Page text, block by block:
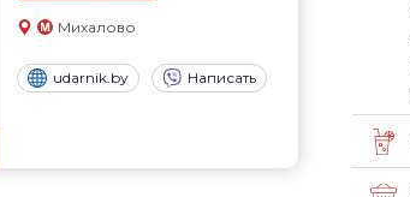
Михалово
udarnik.by Написать